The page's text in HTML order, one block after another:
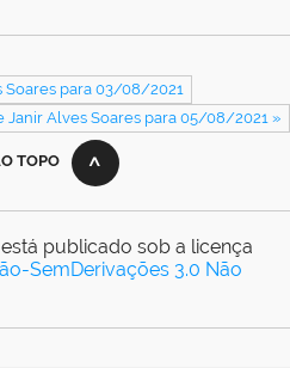
Soares para 03/08/2021
Janir Alves Soares para 05/08/2021 »
TOPO
publicado sob a licença
SemDerivações 3.0 Não